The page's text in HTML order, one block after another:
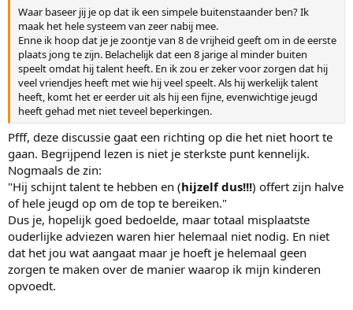
Waar baseer jij je op dat ik een simpele buitenstaander ben? Ik
maak het hele systeem van zeer nabij mee.
Enne ik hoop dat je je zoontje van 8 de vrijheid geeft om in de eerste
plaats jong te zijn. Belachelijk dat een 8 jarige al minder buiten
speelt omdat hij talent heeft. En ik zou er zeker voor zorgen dat hij
veel vriendjes heeft met wie hij veel speelt. Als hij werkelijk talent
heeft, komt het er eerder uit als hij een fijne, evenwichtige jeugd
heeft gehad met niet teveel beperkingen.
Pfff, deze discussie gaat een richting op die het niet hoort te
gaan. Begrijpend lezen is niet je sterkste punt kennelijk.
Nogmaals de zin:
"Hij schijnt talent te hebben en (hijzelf dus!!!) offert zijn halve
of hele jeugd op om de top te bereiken."
Dus je, hopelijk goed bedoelde, maar totaal misplaatste
ouderlijke adviezen waren hier helemaal niet nodig. En niet
dat het jou wat aangaat maar je hoeft je helemaal geen
zorgen te maken over de manier waarop ik mijn kinderen
opvoedt.